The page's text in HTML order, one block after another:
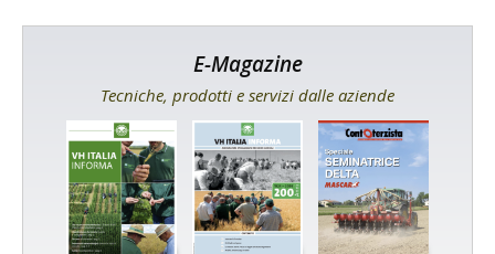
E-Magazine
Tecniche, prodotti e servizi dalle aziende